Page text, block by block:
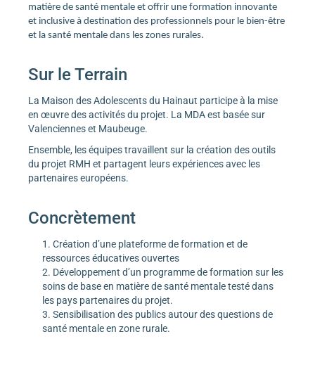
matière de santé mentale et offrir une formation innovante
et inclusive à destination des professionnels pour le bien-être
et la santé mentale dans les zones rurales.
Sur le Terrain
La Maison des Adolescents du Hainaut participe à la mise
en œuvre des activités du projet. La MDA est basée sur
Valenciennes et Maubeuge.
Ensemble, les équipes travaillent sur la création des outils
du projet RMH et partagent leurs expériences avec les
partenaires européens.
Concrètement
Création d’une plateforme de formation et de
ressources éducatives ouvertes
Développement d’un programme de formation sur les
soins de base en matière de santé mentale testé dans
les pays partenaires du projet.
Sensibilisation des publics autour des questions de
santé mentale en zone rurale.